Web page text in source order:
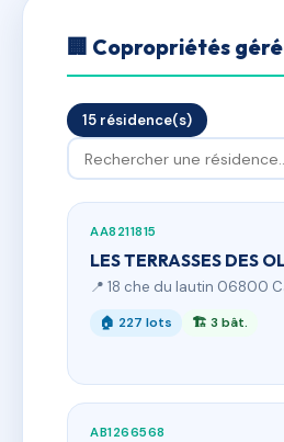
🏢 Copropriétés
15 résidence(s)
AA8211815
LES TERRASSES DES
📍 18 che du lautin 06800
🏠 227 lots 🏗 3 bât.
AB1266568